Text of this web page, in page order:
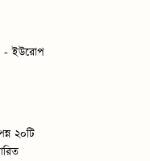
- ইউরোপ
২০টি